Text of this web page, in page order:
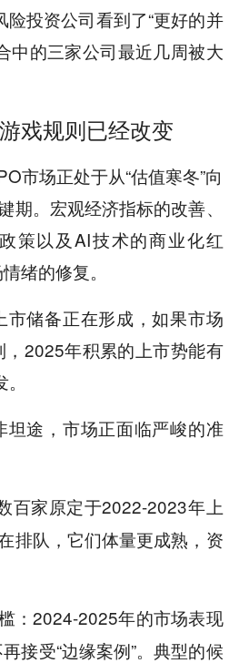
险投资公司看到了“更好的并
中的三家公司最近几周被大
戏规则已经改变
市场正处于从“估值寒冬”向
期。宏观经济指标的改善、
策以及AI技术的商业化红
绪的修复。
市储备正在形成，如果市场
2025年积累的上市势能有
坦途，市场正面临严峻的准
百家原定于2022-2023年上
排队，它们体量更成熟，资
：2024-2025年的市场表现
接受“边缘案例”。典型的候